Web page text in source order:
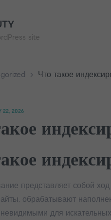
site
> Что такое
22, 2026
представляет собой
обрабатывают
невидимыми для